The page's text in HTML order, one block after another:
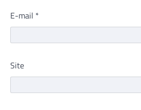
E-mail *
Site